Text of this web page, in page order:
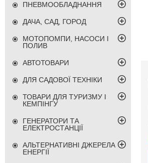
ПНЕВМООБЛАДНАННЯ
ДАЧА, САД, ГОРОД
МОТОПОМПИ, НАСОСИ І
ПОЛИВ
АВТОТОВАРИ
ДЛЯ САДОВОЇ ТЕХНІКИ
ТОВАРИ ДЛЯ ТУРИЗМУ І
КЕМПІНГУ
ГЕНЕРАТОРИ ТА
ЕЛЕКТРОСТАНЦІЇ
АЛЬТЕРНАТИВНІ ДЖЕРЕЛА
ЕНЕРГІЇ